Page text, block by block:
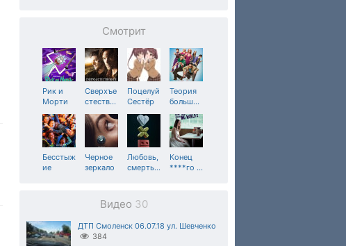
Смотрит
Рик и
Морти
Сверхъе
стеств…
Поцелуй
Сестёр
Теория
больш…
Бесстыж
ие
Черное
зеркало
Любовь,
смерть…
Конец
****го …
Видео 30
ДТП Смоленск 06.07.18 ул. Шевченко
384